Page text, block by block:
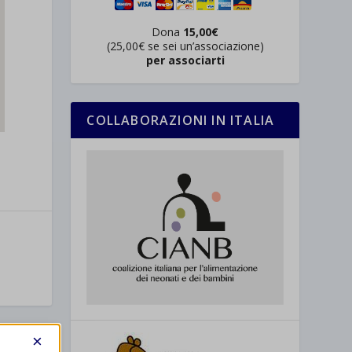
Dona 15,00€
(25,00€ se sei un’associazione)
per associarti
COLLABORAZIONI IN ITALIA
×